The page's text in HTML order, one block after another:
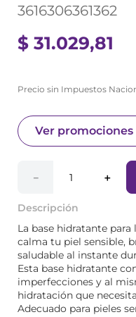
3616306361362
$ 31.029,81
Precio sin Impuestos
Ver
＋
－
Descripción
La base hidratante para
calma tu piel sensible,
saludable al instante
Esta base hidratante
imperfecciones y al
hidratación que
Adecuado para pieles